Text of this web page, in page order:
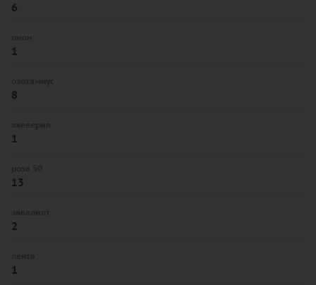
6
1
8
1
13
2
1